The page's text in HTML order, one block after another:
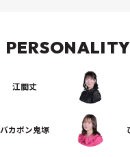
PERSONALITY
江間丈
バカボン鬼塚